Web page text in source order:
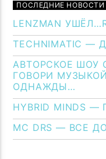
ПОСЛЕДНИЕ НОВОСТИ
LENZMAN
TECHNIMATIC —
АВТОРСКОЕ
ГОВОРИ
ОДНАЖДЫ…
HYBRID MINDS
MC DRS — ВСЕ